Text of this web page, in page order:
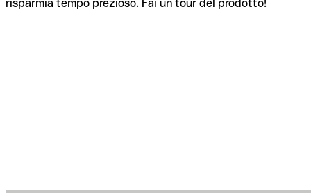
risparmia tempo prezioso. Fai un tour del prodotto!